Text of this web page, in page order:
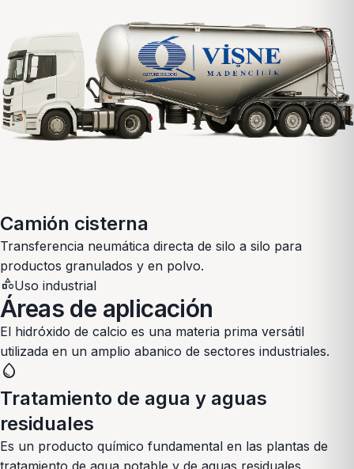
Camión cisterna
Transferencia neumática directa de silo a silo para
productos granulados y en polvo.
categoryUso industrial
Áreas de aplicación
El hidróxido de calcio es una materia prima versátil
utilizada en un amplio abanico de sectores industriales.
water_drop
Tratamiento de agua y aguas
residuales
Es un producto químico fundamental en las plantas de